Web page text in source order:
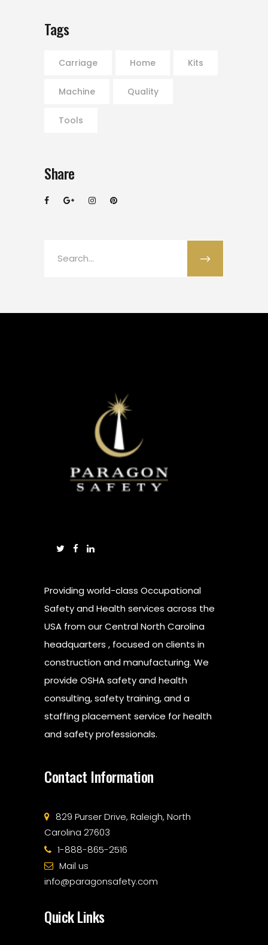
Tags
Carriage Home Kits
Machine Quality
Tools
Share
for:
Providing world-class Occupational
Safety and Health services across the
USA from our Central North Carolina
headquarters , focused on clients in
construction and manufacturing. We
provide OSHA safety and health
consulting, safety training, and a
staffing placement service for health
and safety professionals.
Contact Information
829 Purser Drive, Raleigh, North
Carolina 27603
1-888-865-2516
Mail us
info@paragonsafety.com
Quick Links